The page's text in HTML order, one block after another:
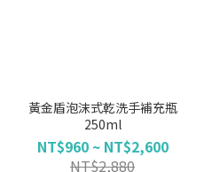
黃金盾泡沫式乾洗手補充瓶
250ml
NT$960 ~ NT$2,600
NT$2,880